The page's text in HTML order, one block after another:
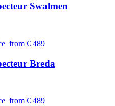
Swalmen
€ 489
Breda
€ 489